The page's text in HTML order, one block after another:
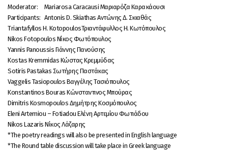
Moderator: Mariarosa Caracausi Μαριαρόζα Καρακάουσι
Participants: Antonis D. Skiathas Αντώνης Δ. Σκιαθάς
Triantafyllos H. KotopoulosΤριαντάφυλλος Η. Κωτόπουλος
Nikos Fotopoulos Νίκος Φωτόπουλος
Yannis Panoussis Γιάννης Πανούσης
Kostas Kremmidas Κώστας Κρεμμύδας
Sotiris Pastakas Σωτήρης Παστάκας
Vaggelis Tasiopoulos Βαγγέλης Τασιόπουλος
Konstantinos Bouras Κώνσταντινος Μπούρας
Dimitris Kosmopoulos Δημήτρης Κοσμόπουλος
Eleni Artemiou – Fotiadou Ελένη Αρτεμίου Φωτιάδου
Nikos Lazaris Νίκος Λάζαρης
*Τhe poetry readings will also be presented in English language
*The Round table discussion will take place in Greek language